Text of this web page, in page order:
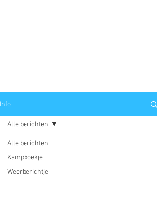
Info
Alle berichten
Kampboekje
Weerberichtje
Alle berichten